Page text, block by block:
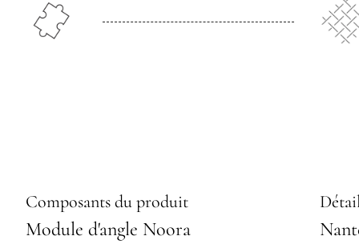
Composants du produit
Module d'angle Noora